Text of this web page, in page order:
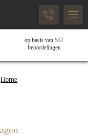
op basis van537
beoordelingen
Home